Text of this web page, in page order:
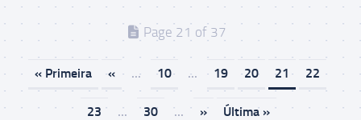
Page 21 of 37
« Primeira « ... 10 ... 19 20 21 22
23 ... 30 ... » Última »